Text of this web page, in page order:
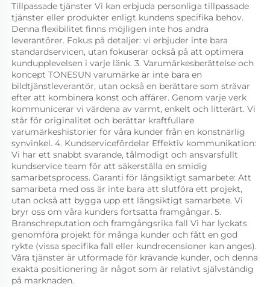
Tillpassade tjänster Vi kan erbjuda personliga tillpassade
tjänster eller produkter enligt kundens specifika behov.
Denna flexibilitet finns möjligen inte hos andra
leverantörer. Fokus på detaljer: vi erbjuder inte bara
standardservicen, utan fokuserar också på att optimera
kundupplevelsen i varje länk. 3. Varumärkesberättelse och
koncept TONESUN varumärke är inte bara en
bildtjänstleverantör, utan också en berättare som strävar
efter att kombinera konst och affärer. Genom varje verk
kommunicerar vi värdena av varmt, enkelt och litterärt. Vi
står för originalitet och berättar kraftfullare
varumärkeshistorier för våra kunder från en konstnärlig
synvinkel. 4. Kundservicefördelar Effektiv kommunikation:
Vi har ett snabbt svarande, tålmodigt och ansvarsfullt
kundservice team för att säkerställa en smidig
samarbetsprocess. Garanti för långsiktigt samarbete: Att
samarbeta med oss är inte bara att slutföra ett projekt,
utan också att bygga upp ett långsiktigt samarbete. Vi
bryr oss om våra kunders fortsatta framgångar. 5.
Branschreputation och framgångsrika fall Vi har lyckats
genomföra projekt för många kunder och fått en god
rykte (vissa specifika fall eller kundrecensioner kan anges).
Våra tjänster är utformade för krävande kunder, och denna
exakta positionering är något som är relativt självständig
på marknaden.